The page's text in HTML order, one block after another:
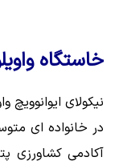
خاستگاه
آکادمی کشاورزی